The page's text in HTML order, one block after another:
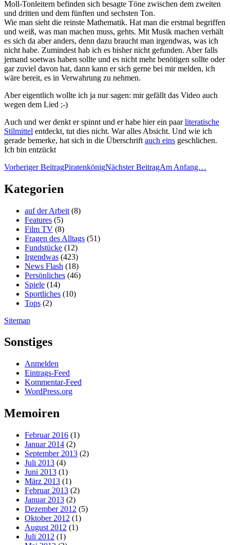
Moll-Tonleitern befinden sich besagte Töne zwischen dem zweiten
und dritten und dem fünften und sechsten Ton.
Wie man sieht die reinste Mathematik. Hat man die erstmal begriffen
und weiß, was man machen muss, gehts. Mit Musik machen verhält
es sich da aber anders, denn dazu braucht man irgendwas, was ich
nicht habe. Zumindest hab ich es bisher nicht gefunden. Aber falls
jemand soetwas haben sollte und es nicht mehr benötigen sollte oder
gar zuviel davon hat, dann kann er sich gerne bei mir melden, ich
wäre bereit, es in Verwahrung zu nehmen.
Aber eigentlich wollte ich ja nur sagen: mir gefällt das Video auch
wegen dem Lied ;-)
Auch und wer denkt er spinnt und er habe hier ein paarliteratische
Stilmittel entdeckt, tut dies nicht. War alles Absicht. Und wie ich
gerade bemerke, hat sich in die Überschrift auch eins geschlichen.
Ich bin entzückt
Beitragsnavigation
Vorheriger BeitragPiratenkönigNächster BeitragAm Anfang…
Kategorien
auf der Arbeit (8)
Features (5)
Film TV (8)
Fragen des Alltags (51)
Fundstücke (12)
Irgendwas (423)
News Flash (18)
Persönliches (46)
Spiele (14)
Sportliches (10)
Tops (2)
Sitemap
Sonstiges
Anmelden
Eintrags-Feed
Kommentar-Feed
WordPress.org
Memoiren
Februar 2016 (1)
Januar 2014 (2)
September 2013 (2)
Juli 2013 (4)
Juni 2013 (1)
März 2013 (1)
Februar 2013 (2)
Januar 2013 (2)
Dezember 2012 (5)
Oktober 2012 (1)
August 2012 (1)
Juli 2012 (1)